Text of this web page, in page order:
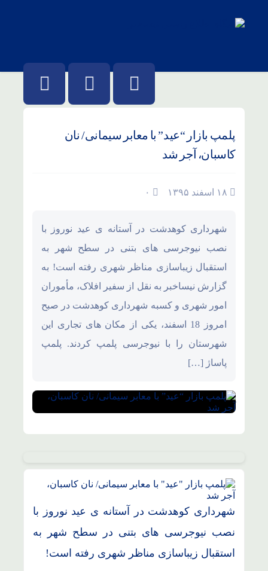
پلمپ بازار “عید” با معابر سیمانی/ نان
کاسبان، آجر شد
۰
شهرداری کوهدشت در آستانه ی عید نوروز با
نصب نیوجرسی های بتنی در سطح شهر به
استقبال زیباسازی مناظر شهری رفته است! به
گزارش نیساخبر به نقل از سفیر افلاک، مأموران
امور شهری و کسبه شهرداری کوهدشت در صبح
امروز 18 اسفند، یکی از مکان های تجاری این
شهرستان را با نیوجرسی پلمپ کردند. پلمپ
پاساژ […]
شهرداری کوهدشت در آستانه ی عید نوروز با
نصب نیوجرسی های بتنی در سطح شهر به
استقبال زیباسازی مناظر شهری رفته است!